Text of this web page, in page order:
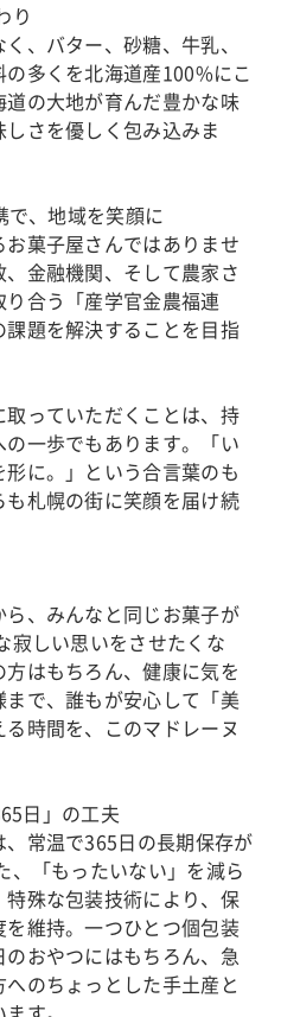
り
、バター、砂糖、牛乳、
多くを北海道産100%にこ
の大地が育んだ豊かな味
さを優しく包み込みま
で、地域を笑顔に
菓子屋さんではありませ
金融機関、そして農家さ
合う「産学官金農福連
題を解決することを目指
っていただくことは、持
一歩でもあります。「い
に。」という合言葉のも
札幌の街に笑顔を届け続
ら、みんなと同じお菓子が
寂しい思いをさせたくな
はもちろん、健康に気を
で、誰もが安心して「美
時間を、このマドレーヌ
日」の工夫
常温で365日の長期保存が
、「もったいない」を減ら
殊な包装技術により、保
維持。一つひとつ個包装
おやつにはもちろん、急
のちょっとした手土産と